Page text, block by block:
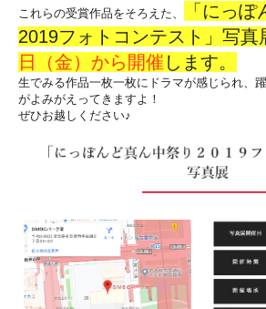
これらの受賞作品をそろえた、
「にっ
2019フォトコンテスト」写真
日（金）から開催 します。
生でみる作品一枚一枚にドラマが感じられ、
がよみがえってきますよ！
ぜひお越しください♪